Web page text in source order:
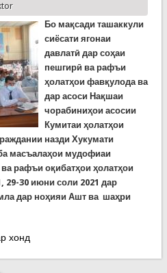
Бо мақсади ташаккули
сиёсати ягонаи
давлатӣ дар соҳаи
пешгирӣ ва рафъи
ҳолатҳои фавқулода ва
дар асоси Нақшаи
чорабиниҳои асосии
Кумитаи ҳолатҳои
назди Хукумати
масъалаҳои мудофиаи
рафъи оқибатҳои ҳолатҳои
29-30 июни соли 2021 дар
дар ноҳияи Ашт ва шаҳри
ситодӣ дар шаҳру
хонд